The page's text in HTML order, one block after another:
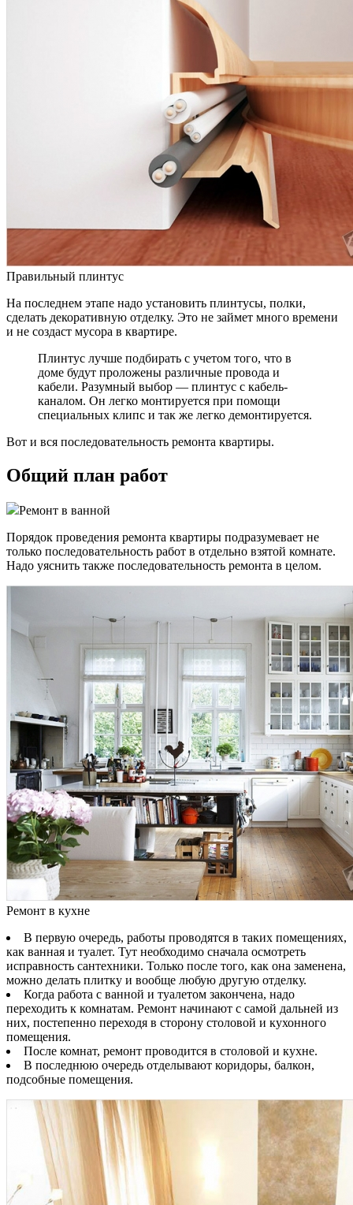
Правильный плинтус
На последнем этапе надо установить плинтусы, полки,
сделать декоративную отделку. Это не займет много времени
и не создаст мусора в квартире.
Плинтус лучше подбирать с учетом того, что в
доме будут проложены различные провода и
кабели. Разумный выбор — плинтус с кабель-
каналом. Он легко монтируется при помощи
специальных клипс и так же легко демонтируется.
Вот и вся последовательность ремонта квартиры.
Общий план работ
Ремонт в ванной
Порядок проведения ремонта квартиры подразумевает не
только последовательность работ в отдельно взятой комнате.
Надо уяснить также последовательность ремонта в целом.
Ремонт в кухне
В первую очередь, работы проводятся в таких помещениях,
как ванная и туалет. Тут необходимо сначала осмотреть
исправность сантехники. Только после того, как она заменена,
можно делать плитку и вообще любую другую отделку.
Когда работа с ванной и туалетом закончена, надо
переходить к комнатам. Ремонт начинают с самой дальней из
них, постепенно переходя в сторону столовой и кухонного
помещения.
После комнат, ремонт проводится в столовой и кухне.
В последнюю очередь отделывают коридоры, балкон,
подсобные помещения.